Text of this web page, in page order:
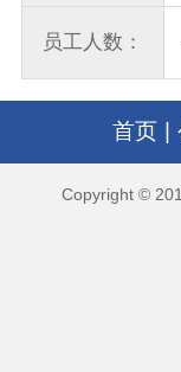
员工人数：
首页
Copyright ©